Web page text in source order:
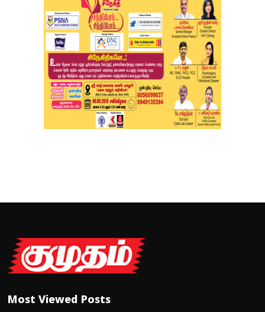
Most Viewed Posts